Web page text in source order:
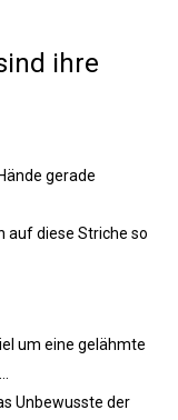
ihre
gerade
auf diese Striche so
um eine gelähmte
Unbewusste der